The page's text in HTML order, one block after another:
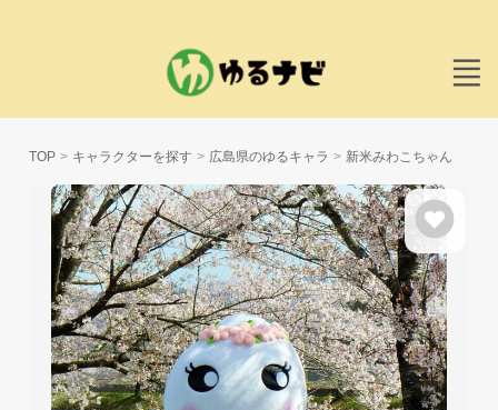
TOP キャラクターを探す 広島県のゆるキャラ 新米みわこちゃん